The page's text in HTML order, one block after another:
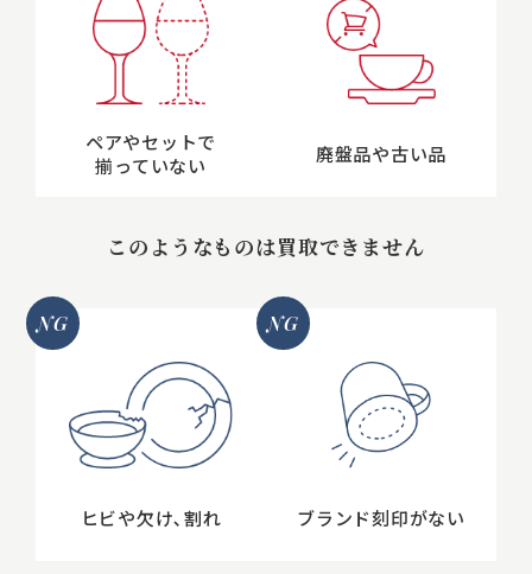
ペアやセットで
揃っていない
廃盤品や古い品
このようなものは買取できません
NG
ヒビや欠け､割れ
NG
ブランド刻印がない